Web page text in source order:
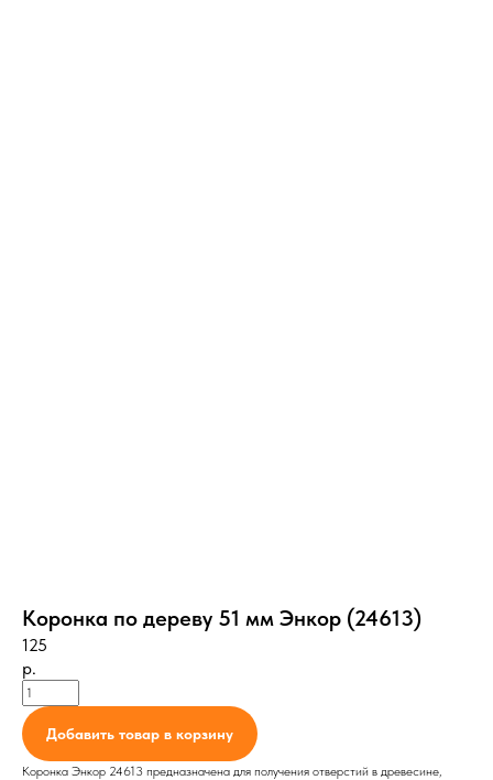
Коронка по дереву 51 мм Энкор (24613)
125
р.
Добавить товар в корзину
Коронка Энкор 24613 предназначена для получения отверстий в древесине,